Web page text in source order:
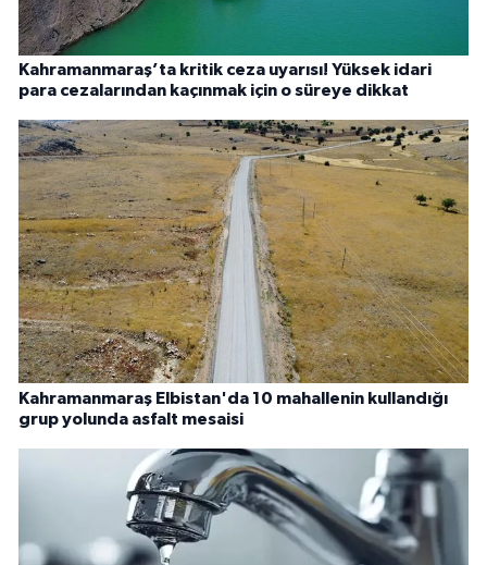
Kahramanmaraş’ta kritik ceza uyarısı! Yüksek idari
para cezalarından kaçınmak için o süreye dikkat
Kahramanmaraş Elbistan'da 10 mahallenin kullandığı
grup yolunda asfalt mesaisi